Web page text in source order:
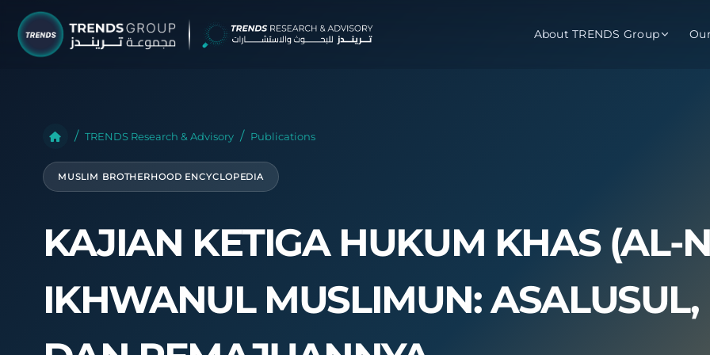
About TRENDS Group
Research & Advisory
Reports
TRENDS Hub Award
Advisory Services
Enroll
TRENDS Research & Advisory Publications
MUSLIM BROTHERHOOD ENCYCLOPEDIA
KAJIAN KETIGA HUKUM KHAS (AL-
IKHWANUL MUSLIMUN: